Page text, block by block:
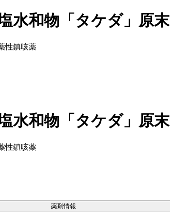
水和物「タケダ」原末
性鎮咳薬
水和物「タケダ」原末
性鎮咳薬
薬剤情報